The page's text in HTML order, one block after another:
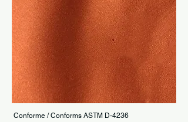
Conforme / Conforms ASTM D-4236